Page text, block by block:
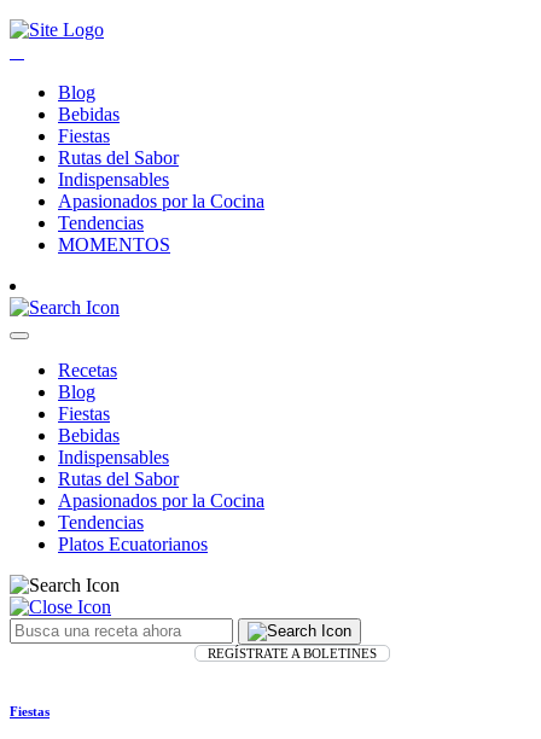
Blog
Bebidas
Fiestas
Rutas del Sabor
Indispensables
Apasionados por la Cocina
Tendencias
MOMENTOS
Recetas
Blog
Fiestas
Bebidas
Indispensables
Rutas del Sabor
Apasionados por la Cocina
Tendencias
Platos Ecuatorianos
REGÍSTRATE A BOLETINES
Fiestas